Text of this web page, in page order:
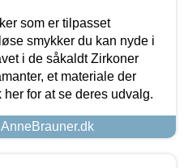
som er tilpasset
smykker du kan nyde i
i de såkaldt Zirkoner
et materiale der
for at se deres udvalg.